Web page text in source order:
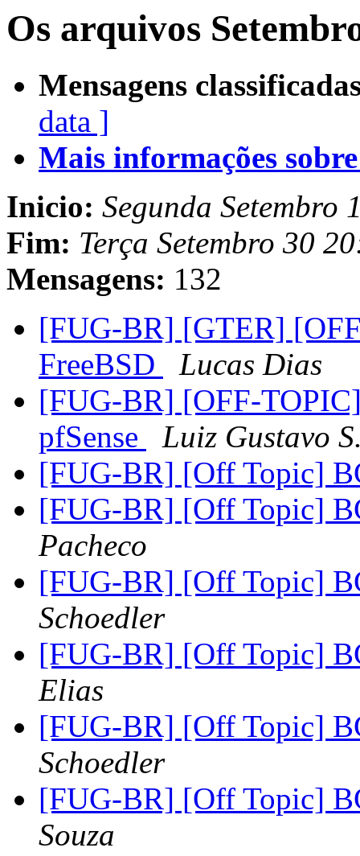
Os arquivos
Mensagens
data ]
Mais informações
Inicio: Segunda Setembro
Fim: Terça Setembro 30
Mensagens: 132
[FUG-BR] [GTER]
FreeBSD
Lucas Dias
[FUG-BR] [OFF-
pfSense
Luiz Gustavo
[FUG-BR] [Off Topic]
[FUG-BR] [Off Topic]
Pacheco
[FUG-BR] [Off Topic]
Schoedler
[FUG-BR] [Off Topic]
Elias
[FUG-BR] [Off Topic]
Schoedler
[FUG-BR] [Off Topic]
Souza